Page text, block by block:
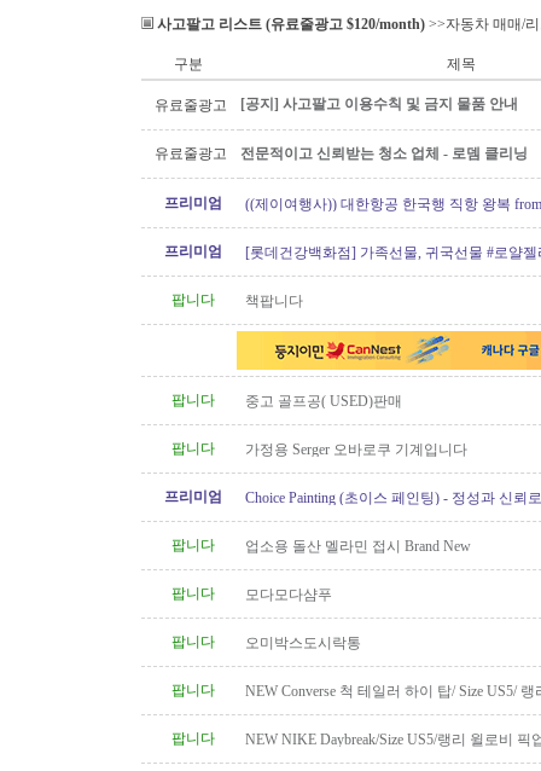
사고팔고 리스트 (유료줄광고 $120/month) >>자동차 매매/
구분 제목
유료줄광고 [공지] 사고팔고 이용수칙 및 금지 물품 안내
유료줄광고 전문적이고 신뢰받는 청소 업체 - 로뎀 클리닝
프리미엄
((제이여행사)) 대한항공 한국행 직항 왕복
프리미엄
[롯데건강백화점] 가족선물, 귀국선물 #로얄젤
팝니다
책팝니다
팝니다 중고 골프공( USED)판매
팝니다 가정용 Serger 오바로쿠 기계입니다
프리미엄
Choice Painting (초이스 페인팅) - 정성과 신뢰
팝니다
업소용 돌산 멜라민 접시 Brand New
팝니다 모다모다샴푸
팝니다 오미박스도시락통
팝니다
NEW Converse 척 테일러 하이 탑/ Size US5/
팝니다
NEW NIKE Daybreak/Size US5/랭리 윌로비 픽